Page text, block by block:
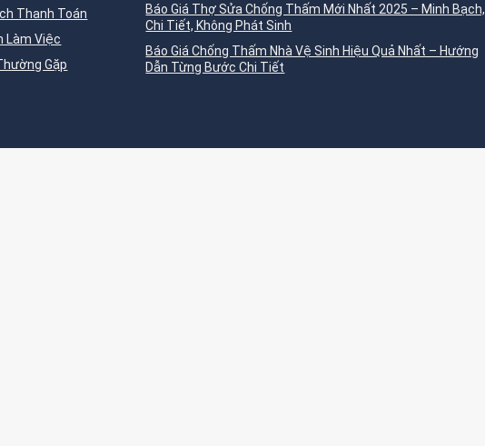
Thanh Toán
Làm Việc
Gặp
Báo Giá Thợ Sửa Chống Thấm Mới Nhất 2025 – Minh Bạch,
Chi Tiết, Không Phát Sinh
Báo Giá Chống Thấm Nhà Vệ Sinh Hiệu Quả Nhất – Hướng
Dẫn Từng Bước Chi Tiết